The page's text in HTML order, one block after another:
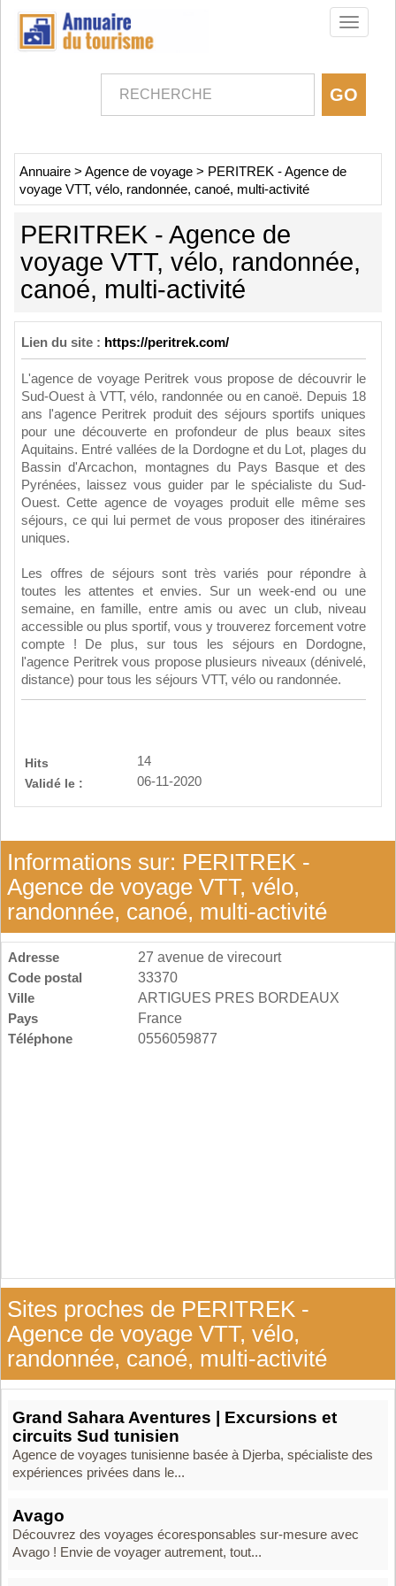
Toggle
Annuaire > Agence de voyage > PERITREK - Agence de
voyage VTT, vélo, randonnée, canoé, multi-activité
PERITREK - Agence de
voyage VTT, vélo, randonnée,
canoé, multi-activité
Lien du site : https://peritrek.com/
L'agence de voyage Peritrek vous propose de découvrir le
Sud-Ouest à VTT, vélo, randonnée ou en canoë. Depuis 18
ans l'agence Peritrek produit des séjours sportifs uniques
pour une découverte en profondeur de plus beaux sites
Aquitains. Entré vallées de la Dordogne et du Lot, plages du
Bassin d'Arcachon, montagnes du Pays Basque et des
Pyrénées, laissez vous guider par le spécialiste du Sud-
Ouest. Cette agence de voyages produit elle même ses
séjours, ce qui lui permet de vous proposer des itinéraires
uniques.
Les offres de séjours sont très variés pour répondre à
toutes les attentes et envies. Sur un week-end ou une
semaine, en famille, entre amis ou avec un club, niveau
accessible ou plus sportif, vous y trouverez forcement votre
compte ! De plus, sur tous les séjours en Dordogne,
l'agence Peritrek vous propose plusieurs niveaux (dénivelé,
distance) pour tous les séjours VTT, vélo ou randonnée.
Hits
14
Validé le :
06-11-2020
Informations sur: PERITREK -
Agence de voyage VTT, vélo,
randonnée, canoé, multi-activité
Adresse
27 avenue de virecourt
Code postal
33370
Ville
ARTIGUES PRES BORDEAUX
Pays
France
Téléphone
0556059877
Sites proches de PERITREK -
Agence de voyage VTT, vélo,
randonnée, canoé, multi-activité
Grand Sahara Aventures | Excursions et
circuits Sud tunisien
Agence de voyages tunisienne basée à Djerba, spécialiste des
expériences privées dans le...
Avago
Découvrez des voyages écoresponsables sur-mesure avec
Avago ! Envie de voyager autrement, tout...